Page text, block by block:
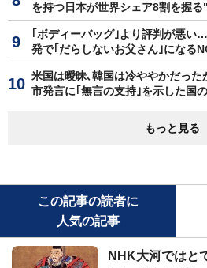
を持つ日本が世界シェア8割を握
｢ボディーバッグ｣より評判が悪
発で｢だらしないお父さん｣になる
米国は曖昧､韓国は冷ややかだっ
市発言に｢無言の支持｣を示した国
もっと見る
この記事の読者に
人気の記事
NHK大河ではと